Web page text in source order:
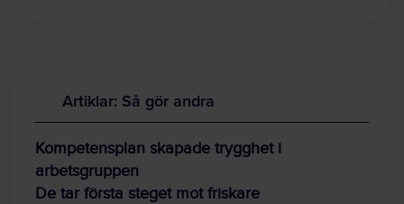
Artiklar: Så gör andra
Kompetensplan skapade trygghet i
arbetsgruppen
De tar första steget mot friskare